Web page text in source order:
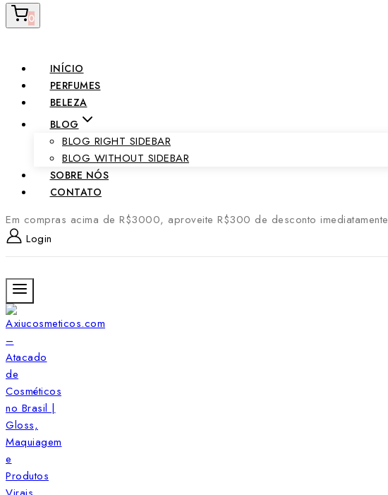
0
INÍCIO
PERFUMES
BELEZA
BLOG
BLOG RIGHT SIDEBAR
BLOG WITHOUT SIDEBAR
SOBRE NÓS
CONTATO
Em compras acima de R$3000, aproveite R$300 de desconto imediatamente
Login